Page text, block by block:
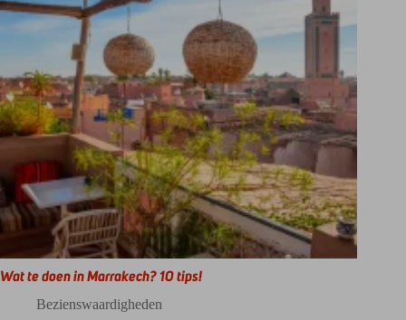
Wat te doen in Marrakech? 10 tips!
Bezienswaardigheden